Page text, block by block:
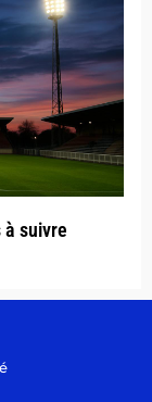
suivre